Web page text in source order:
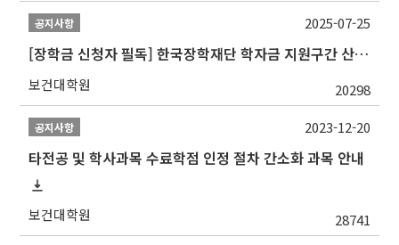
공지사항
[장학금 신청자 필독] 한국장학재단 학자금 지원구간 산정 권고
보건대학원 20298
2025-07-25
공지사항
타전공 및 학사과목 수료학점 인정 절차 간소화 과목 안내
보건대학원 28741
2023-12-20